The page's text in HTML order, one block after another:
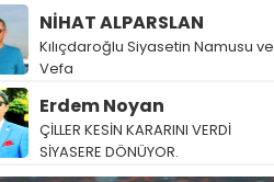
NİHAT ALPARSLAN
Kılıçdaroğlu Siyasetin Namusu ve
Vefa
Erdem Noyan
ÇİLLER KESİN KARARINI VERDİ
SİYASERE DÖNÜYOR.